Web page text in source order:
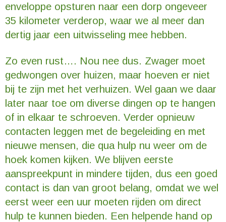
enveloppe opsturen naar een dorp ongeveer
35 kilometer verderop, waar we al meer dan
dertig jaar een uitwisseling mee hebben.
Zo even rust…. Nou nee dus. Zwager moet
gedwongen over huizen, maar hoeven er niet
bij te zijn met het verhuizen. Wel gaan we daar
later naar toe om diverse dingen op te hangen
of in elkaar te schroeven. Verder opnieuw
contacten leggen met de begeleiding en met
nieuwe mensen, die qua hulp nu weer om de
hoek komen kijken. We blijven eerste
aanspreekpunt in mindere tijden, dus een goed
contact is dan van groot belang, omdat we wel
eerst weer een uur moeten rijden om direct
hulp te kunnen bieden. Een helpende hand op